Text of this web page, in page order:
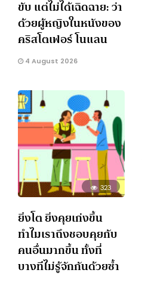
ขับ แต่ไม่ได้เฉิดฉาย: ว่า
ด้วยผู้หญิงในหนังของ
คริสโตเฟอร์ โนแลน
4 August 2026
323
ยิ่งโต ยิ่งคุยเก่งขึ้น
ทำไมเราถึงชอบคุยกับ
คนอื่นมากขึ้น ทั้งที่
บางทีไม่รู้จักกันด้วยซ้ำ